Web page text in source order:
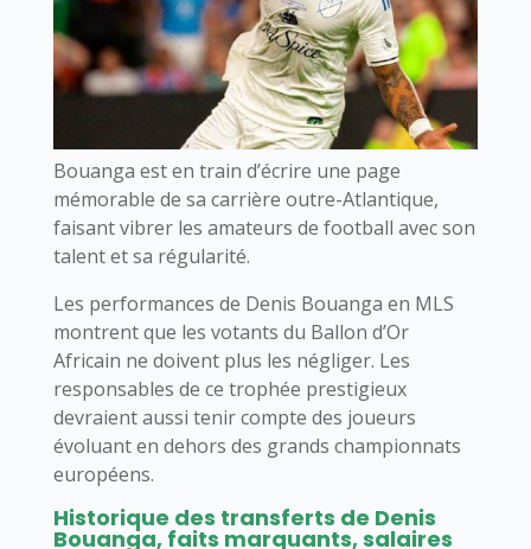
Bouanga est en train d’écrire une page
mémorable de sa carrière outre-Atlantique,
faisant vibrer les amateurs de football avec son
talent et sa régularité.
Les performances de Denis Bouanga en MLS
montrent que les votants du Ballon d’Or
Africain ne doivent plus les négliger. Les
responsables de ce trophée prestigieux
devraient aussi tenir compte des joueurs
évoluant en dehors des grands championnats
européens.
Historique des transferts de Denis
Bouanga, faits marquants, salaires